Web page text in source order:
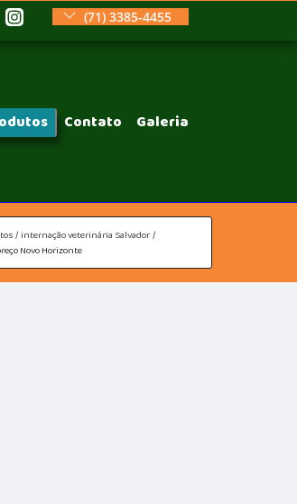
(71) 3385-4455
Contato Galeria
internação veterinária Salvador
Novo Horizonte